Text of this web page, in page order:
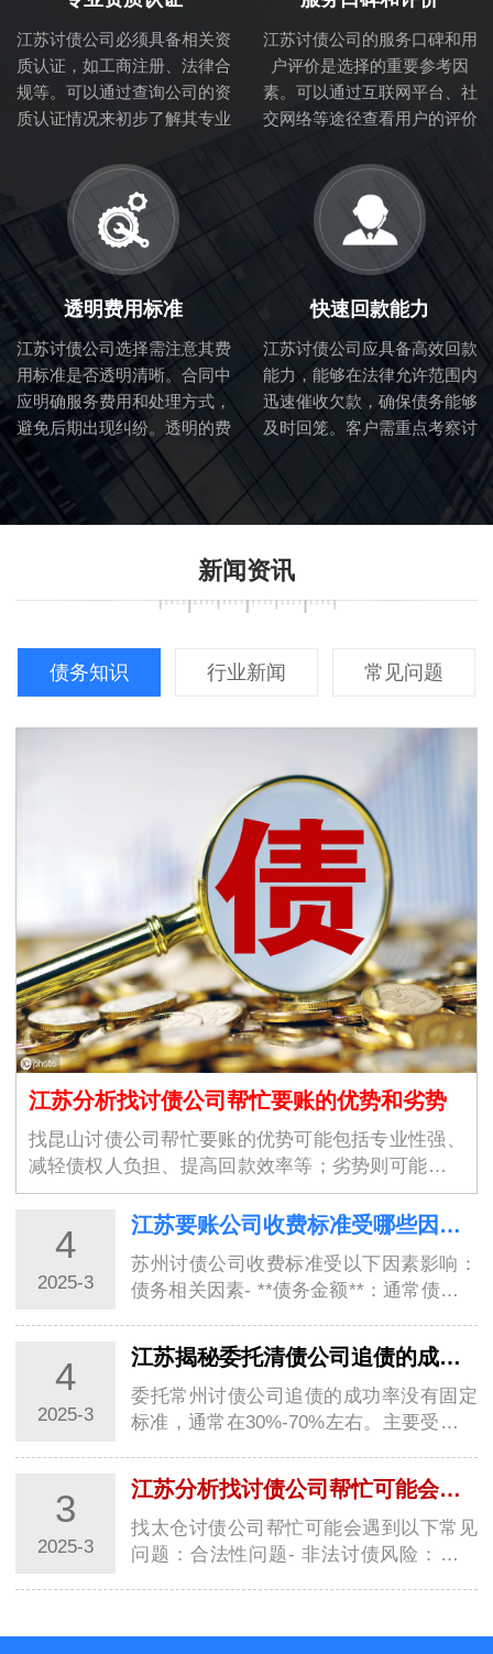
江苏讨债公司必须具备相关资
质认证，如工商注册、法律合
规等。可以通过查询公司的资
质认证情况来初步了解其专业
江苏讨债公司的服务口碑和用
户评价是选择的重要参考因
素。可以通过互联网平台、社
交网络等途径查看用户的评价
服务质量。
透明费用标准
江苏讨债公司选择需注意其费
用标准是否透明清晰。合同中
应明确服务费用和处理方式，
避免后期出现纠纷。透明的费
用标准也体现了讨债公司的诚
信度。
快速回款能力
江苏讨债公司应具备高效回款
能力，能够在法律允许范围内
迅速催收欠款，确保债务能够
及时回笼。客户需重点考察讨
新闻资讯
债务知识 行业新闻 常见问题
江苏分析找讨债公司帮忙要账的优势和劣势
找昆山讨债公司帮忙要账的优势可能包括专业性强、
减轻债权人负担、提高回款效率等；劣势则可能涉及
合法性争议、高昂的费用以…
4
2025-3
江苏要账公司收费标准受哪些因素影响？
苏州讨债公司收费标准受以下因素影响：
债务相关因素- **债务金额**：通常债务金
例收费…
4
2025-3
江苏揭秘委托清债公司追债的成功率有多高？
委托常州讨债公司追债的成功率没有固定
标准，通常在30%-70%左右。主要受以下
程度**…
3
2025-3
江苏分析找讨债公司帮忙可能会遇到常见问题
找太仓讨债公司帮忙可能会遇到以下常见
问题：合法性问题- 非法讨债风险：部分